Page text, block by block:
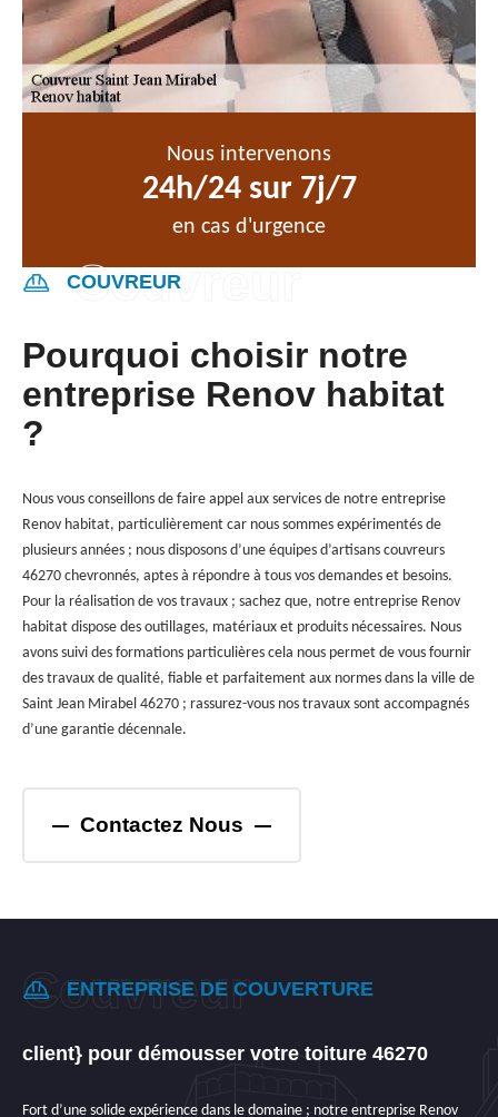
Nous intervenons
24h/24 sur 7j/7
en cas d'urgence
COUVREUR
Pourquoi choisir notre
entreprise Renov habitat
?
Nous vous conseillons de faire appel aux services de notre entreprise
Renov habitat, particulièrement car nous sommes expérimentés de
plusieurs années ; nous disposons d’une équipes d’artisans couvreurs
46270 chevronnés, aptes à répondre à tous vos demandes et besoins.
Pour la réalisation de vos travaux ; sachez que, notre entreprise Renov
habitat dispose des outillages, matériaux et produits nécessaires. Nous
avons suivi des formations particulières cela nous permet de vous fournir
des travaux de qualité, fiable et parfaitement aux normes dans la ville de
Saint Jean Mirabel 46270 ; rassurez-vous nos travaux sont accompagnés
d’une garantie décennale.
Contactez Nous
ENTREPRISE DE COUVERTURE
client} pour démousser votre toiture 46270
Fort d’une solide expérience dans le domaine ; notre entreprise Renov